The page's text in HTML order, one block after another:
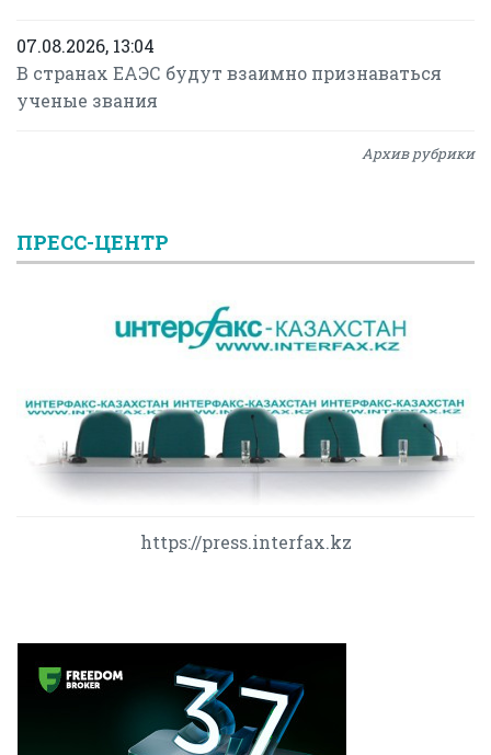
07.08.2026, 13:04
В странах ЕАЭС будут взаимно признаваться
ученые звания
Архив рубрики
ПРЕСС-ЦЕНТР
https://press.interfax.kz